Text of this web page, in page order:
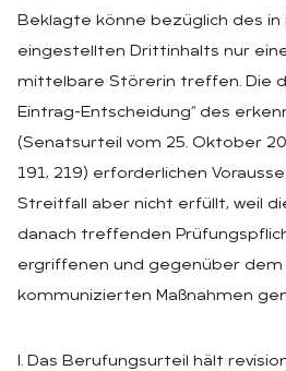
Beklagte könne bezüglich des in
eingestellten Drittinhalts nur
mittelbare Störerin treffen. Die
Eintrag-Entscheidung“ des
(Senatsurteil vom 25. Oktober
191, 219) erforderlichen
Streitfall aber nicht erfüllt, weil
danach treffenden
ergriffenen und gegenüber dem
kommunizierten Maßnahmen
I. Das Berufungsurteil hält